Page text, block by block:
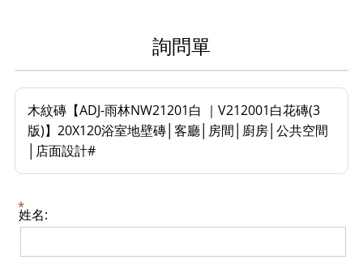
詢問單
木紋磚【ADJ-雨林NW21201白 ｜V212001白花磚(3
版)】20X120浴室地壁磚│客廳│房間│廚房│公共空間
│店面設計#
姓名: